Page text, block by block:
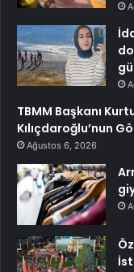
TBMM Başkanı
Kılıçdaroğlu’nun
Ağustos 6, 2026